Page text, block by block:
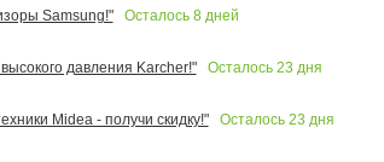
Samsung!" Осталось 8дней
давления Karcher!" Осталось 23 дня
Midea - получи скидку!" Осталось 23 дня